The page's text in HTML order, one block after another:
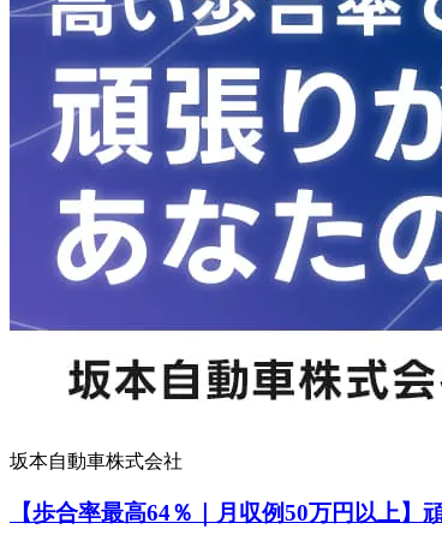
坂本自動車株式会社
【歩合率最高64％｜月収例50万円以上